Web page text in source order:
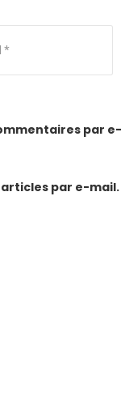
par e-
par e-mail.